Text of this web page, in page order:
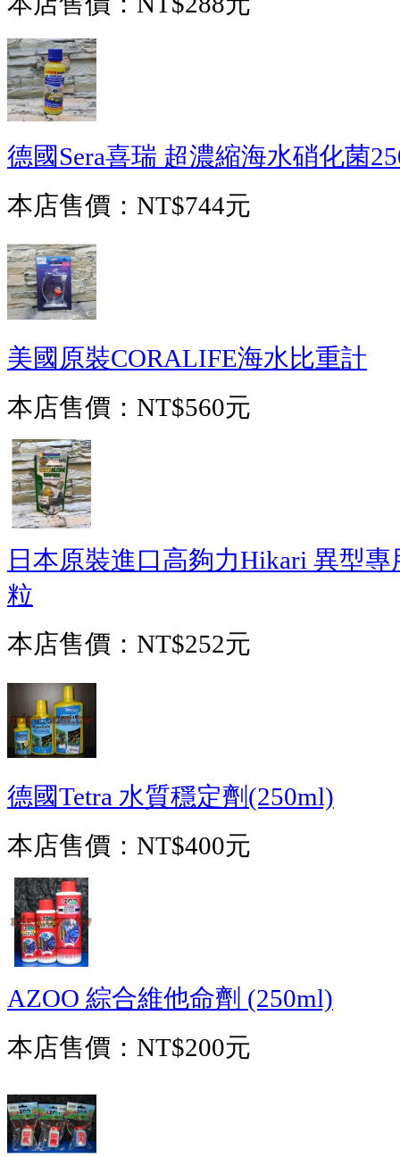
德國Sera喜瑞 超濃縮海水硝化菌
本店售價： NT$744元
美國原裝CORALIFE海水比重計
本店售價： NT$560元
日本原裝進口高夠力Hikari 異型
粒
本店售價： NT$252元
德國Tetra 水質穩定劑(250ml)
本店售價： NT$400元
AZOO 綜合維他命劑 (250ml)
本店售價： NT$200元